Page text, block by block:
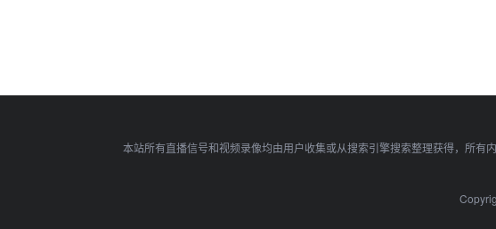
本站所有直播信号和视频录像均由用户收集或从搜索引擎搜索整理获得，所有